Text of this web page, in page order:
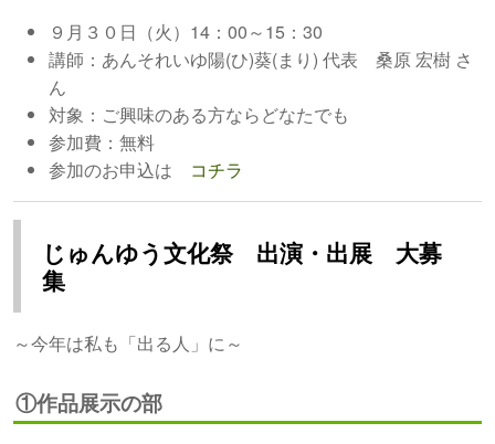
９月３０日（火）14：00～15：30
講師：あんそれいゆ陽(ひ)葵(まり) 代表 桑原 宏樹 さ
ん
対象：ご興味のある方ならどなたでも
参加費：無料
参加のお申込は コチラ
じゅんゆう文化祭 出演・出展 大募
集
～今年は私も「出る人」に～
①作品展示の部